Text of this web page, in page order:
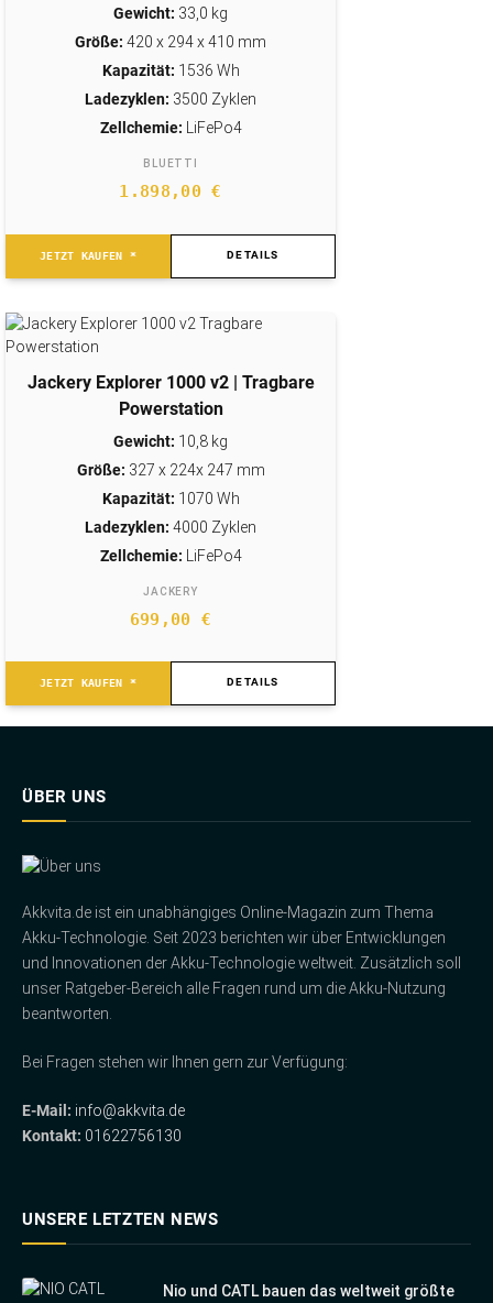
Gewicht: 33,0 kg
Größe: 420 x 294 x 410 mm
Kapazität: 1536 Wh
Ladezyklen: 3500 Zyklen
Zellchemie: LiFePo4
BLUETTI
1.898,00€
JETZT KAUFEN * DETAILS
Jackery Explorer 1000 v2 | Tragbare
Powerstation
Gewicht: 10,8 kg
Größe: 327 x 224x 247 mm
Kapazität: 1070 Wh
Ladezyklen: 4000 Zyklen
Zellchemie: LiFePo4
JACKERY
699,00 €
JETZT KAUFEN * DETAILS
ÜBER UNS
Akkvita.de ist ein unabhängiges Online-Magazin zum Thema
Akku-Technologie. Seit 2023 berichten wir über Entwicklungen
und Innovationen der Akku-Technologie weltweit. Zusätzlich soll
unser Ratgeber-Bereich alle Fragen rund um die Akku-Nutzung
beantworten.
Bei Fragen stehen wir Ihnen gern zur Verfügung:
E-Mail: info@akkvita.de
Kontakt: 01622756130
UNSERE LETZTEN NEWS
Nio und CATL bauen das weltweit größte